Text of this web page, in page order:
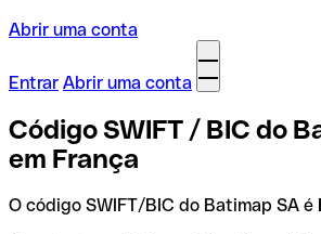
Abrir uma conta
Entrar Abrir uma conta
Código SWIFT / BIC do
em França
O código SWIFT/BIC do Batimap SA é